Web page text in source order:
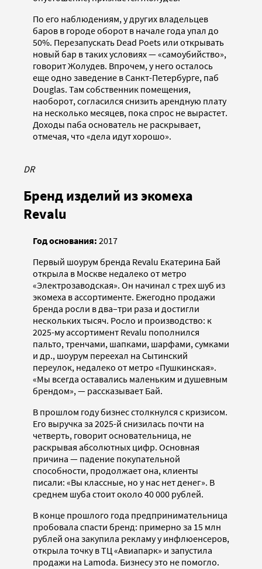
По его наблюдениям, у других владельцев
баров в городе оборот в начале года упал до
50%. Перезапускать Dead Poets или открывать
новый бар в таких условиях — «самоубийство»,
говорит Жолудев. Впрочем, у него осталось
еще одно заведение в Санкт-Петербурге, паб
Douglas. Там собственник помещения,
наоборот, согласился снизить арендную плату
на несколько месяцев, пока спрос не вырастет.
Доходы паба основатель не раскрывает,
отмечая, что «дела идут хорошо».
DR
Бренд изделий из экомеха
Revalu
Год основания: 2017
Первый шоурум бренда Revalu Екатерина Бай
открыла в Москве недалеко от метро
«Электрозаводская». Он начинал с трех шуб из
экомеха в ассортименте. Ежегодно продажи
бренда росли в два–три раза и достигли
нескольких тысяч. Росло и производство: к
2025-му ассортимент Revalu пополнился
пальто, тренчами, шапками, шарфами, сумками
и др., шоурум переехал на Сытинский
переулок, недалеко от метро «Пушкинская».
«Мы всегда оставались маленьким и душевным
брендом», — рассказывает Бай.
В прошлом году бизнес столкнулся с кризисом.
Его выручка за 2025-й снизилась почти на
четверть, говорит основательница, не
раскрывая абсолютных цифр. Основная
причина — падение покупательной
способности, продолжает она, клиенты
писали: «Вы классные, но у нас нет денег». В
среднем шуба стоит около 40 000 рублей.
В конце прошлого года предпринимательница
пробовала спасти бренд: примерно за 15 млн
рублей она закупила рекламу у инфлюенсеров,
открыла точку в ТЦ «Авиапарк» и запустила
продажи на Lamoda. Бизнесу это не помогло.